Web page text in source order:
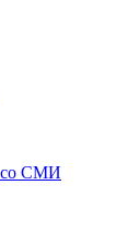
со СМИ